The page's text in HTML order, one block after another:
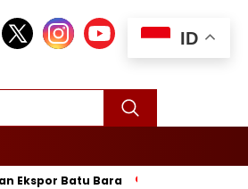
Batu Bara Purbaya Maju Lagi!
ID